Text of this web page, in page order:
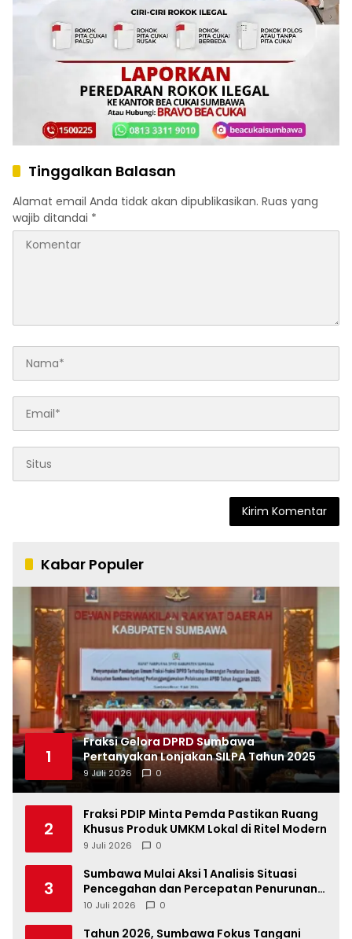
Tinggalkan Balasan
Alamat email Anda tidak akan dipublikasikan. Ruas yang
wajib ditandai *
Kabar Populer
1
Fraksi Gelora DPRD Sumbawa
Pertanyakan Lonjakan SILPA Tahun 2025
9 Juli 2026 0
2
Fraksi PDIP Minta Pemda Pastikan Ruang
Khusus Produk UMKM Lokal di Ritel Modern
9 Juli 2026 0
3
Sumbawa Mulai Aksi 1 Analisis Situasi
Pencegahan dan Percepatan Penurunan
Stunting Tahun 2026
10 Juli 2026 0
Tahun 2026, Sumbawa Fokus Tangani